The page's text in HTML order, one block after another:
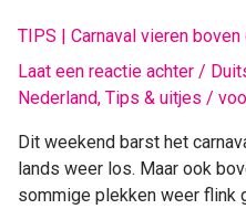
TIPS | Carnaval vieren
Laat een reactie achter /
Nederland, Tips & uitjes /
Dit weekend barst het
lands weer los. Maar ook
sommige plekken weer flink
TIPS
Carnaval
vieren
boven
de
rivieren